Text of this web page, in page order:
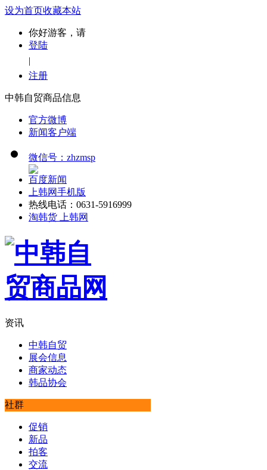
设为首页收藏本站
你好游客，请
登陆
|
注册
中韩自贸商品信息
官方微博
新闻客户端
微信号：zhzmsp
百度新闻
上韩网手机版
热线电话：0631-5916999
淘韩货 上韩网
资讯
中韩自贸
展会信息
商家动态
韩品协会
社群
促销
新品
拍客
交流